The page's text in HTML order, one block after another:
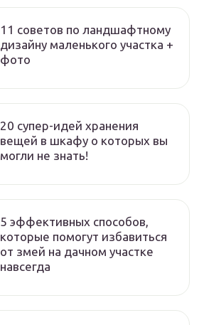
11 советов по ландшафтному
дизайну маленького участка +
фото
20 супер-идей хранения
вещей в шкафу о которых вы
могли не знать!
5 эффективных способов,
которые помогут избавиться
от змей на дачном участке
навсегда